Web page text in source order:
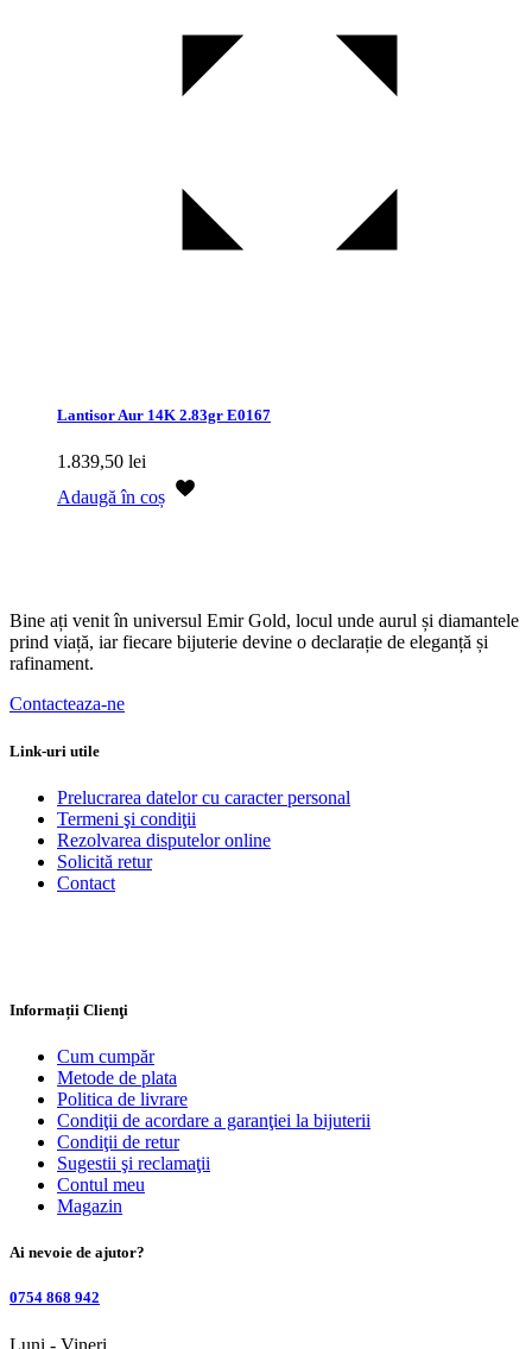
Lantisor Aur 14K 2.83gr E0167
1.839,50 lei
Adaugă în coș
Bine ați venit în universul Emir Gold, locul unde aurul și diamantele
prind viață, iar fiecare bijuterie devine o declarație de eleganță și
rafinament.
Contacteaza-ne
Link-uri utile
Prelucrarea datelor cu caracter personal
Termeni şi condiţii
Rezolvarea disputelor online
Solicită retur
Contact
Informații Clienţi
Cum cumpăr
Metode de plata
Politica de livrare
Condiţii de acordare a garanţiei la bijuterii
Condiţii de retur
Sugestii şi reclamaţii
Contul meu
Magazin
Ai nevoie de ajutor?
0754 868 942
Luni - Vineri